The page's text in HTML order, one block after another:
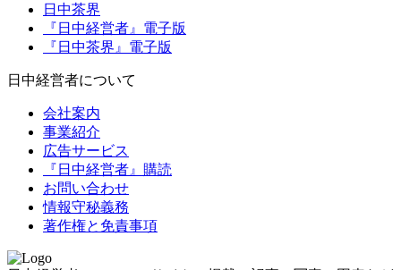
日中茶界
『日中経営者』電子版
『日中茶界』電子版
日中経営者について
会社案内
事業紹介
広告サービス
『日中経営者』購読
お問い合わせ
情報守秘義務
著作権と免責事項